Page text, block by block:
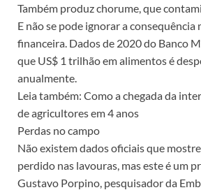
Também produz chorume, que
E não se pode ignorar a consequência
financeira. Dados de 2020 do Banco
que US$ 1 trilhão em alimentos é
anualmente.
Leia também: Como a chegada da
de agricultores em 4 anos
Perdas no campo
Não existem dados oficiais que
perdido nas lavouras, mas este é um
Gustavo Porpino, pesquisador da